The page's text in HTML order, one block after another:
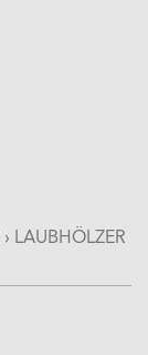
› LAUBHÖLZER